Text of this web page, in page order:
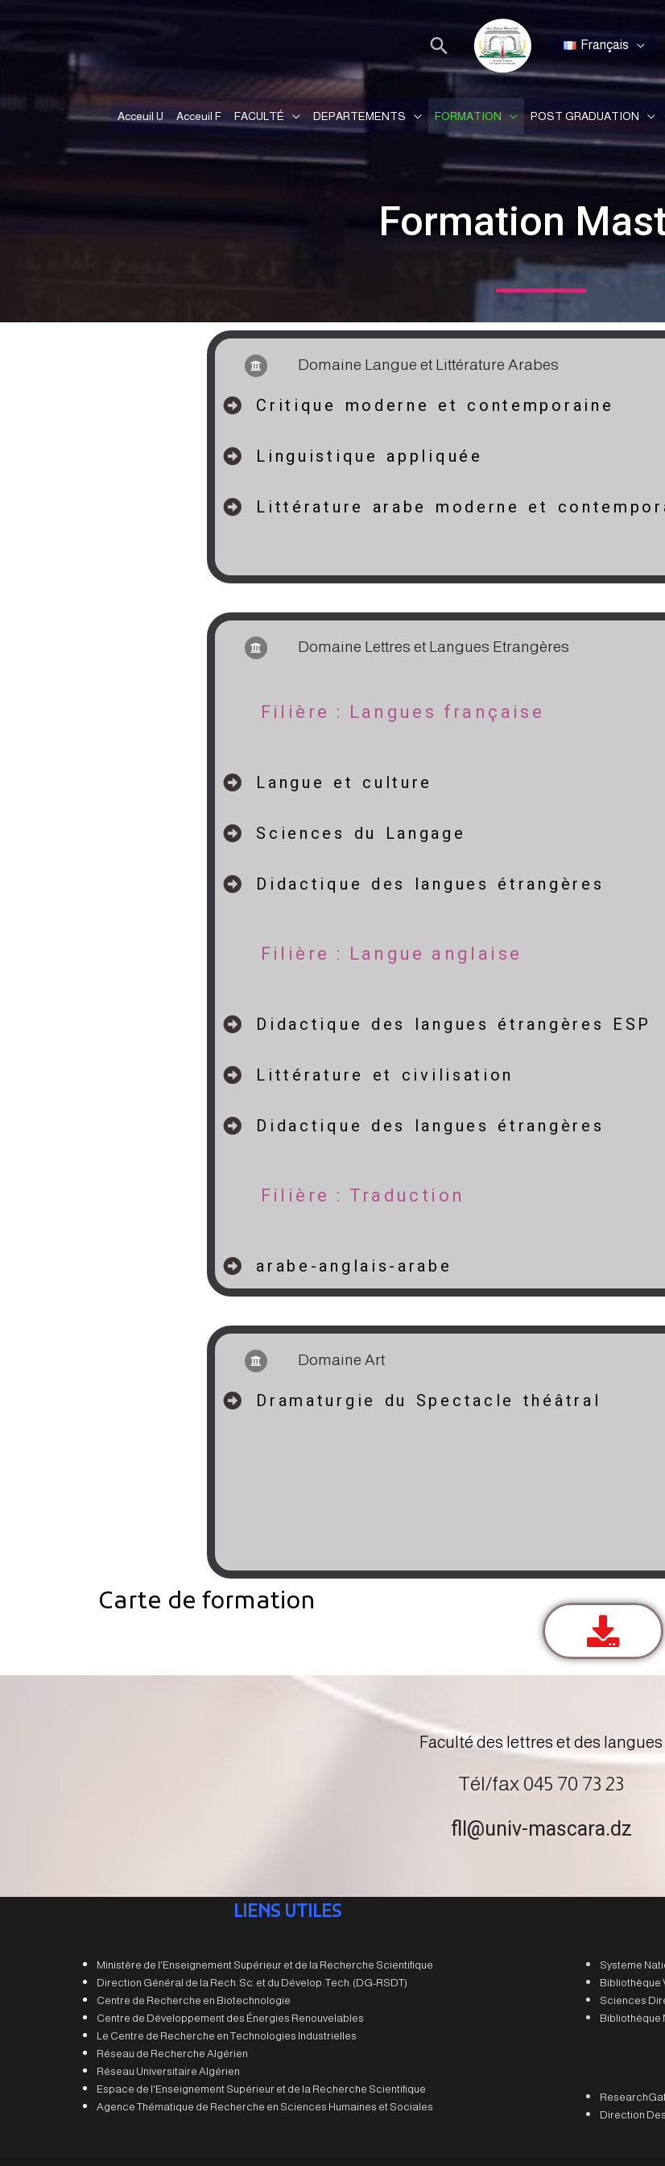
Français
Acceuil U Acceuil F FACULTÉ DEPARTEMENTS FORMATION POST GRADUATION
Formation
Domaine Langue et Littérature Arabes
Critique moderne et contemporaine
Linguistique appliquée
Littérature arabe moderne et
Domaine Lettres et Langues Etrangères
Filière : Langues française
Langue et culture
Sciences du Langage
Didactique des langues étrangères
Filière : Langue anglaise
Didactique des langues étrangères ESP
Littérature et civilisation
Didactique des langues étrangères
Filière : Traduction
arabe-anglais-arabe
Domaine Art
Dramaturgie du Spectacle théâtral
Carte de formation
Faculté des lettres et des langues
Tél/fax 045 70 73 23
fll@univ-mascara.dz
LIENS UTILES
Ministère de l'Enseignement Supérieur et de la Recherche Scientifique
Direction Général de la Rech. Sc. et du Dévelop. Tech. (DG-RSDT)
Centre de Recherche en Biotechnologie
Centre de Développement des Énergies Renouvelables
Le Centre de Recherche en Technologies Industrielles
Réseau de Recherche Algérien
Réseau Universitaire Algérien
Espace de l'Enseignement Supérieur et de la Recherche Scientifique
Agence Thématique de Recherche en Sciences Humaines et Sociales
Systeme
Bibliothèque
Sciences
Bibliothèque
Direction